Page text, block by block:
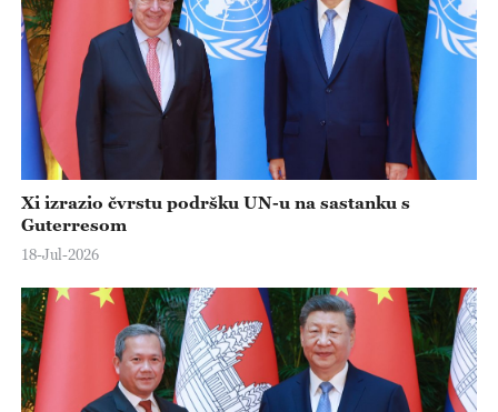
Xi izrazio čvrstu podršku UN-u na sastanku s
Guterresom
18-Jul-2026